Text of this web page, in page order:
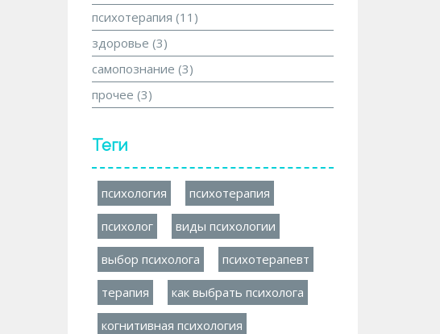
психотерапия (11)
здоровье (3)
самопознание (3)
прочее (3)
Теги
психология психотерапия
психолог виды психологии
выбор психолога психотерапевт
терапия как выбрать психолога
когнитивная психология